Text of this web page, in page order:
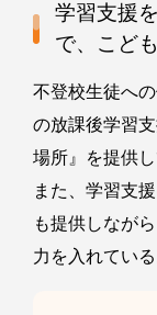
学習支援
で、こど
不登校生徒へ
の放課後学習
場所』を提供し
また、学習支
も提供しなが
力を入れている